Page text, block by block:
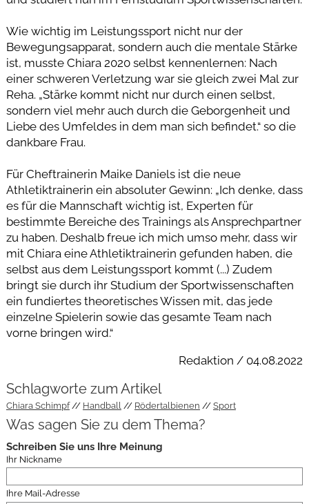
Wie wichtig im Leistungssport nicht nur der
Bewegungsapparat, sondern auch die mentale Stärke
ist, musste Chiara 2020 selbst kennenlernen: Nach
einer schweren Verletzung war sie gleich zwei Mal zur
Reha. „Stärke kommt nicht nur durch einen selbst,
sondern viel mehr auch durch die Geborgenheit und
Liebe des Umfeldes in dem man sich befindet.“ so die
dankbare Frau.
Für Cheftrainerin Maike Daniels ist die neue
Athletiktrainerin ein absoluter Gewinn: „Ich denke, dass
es für die Mannschaft wichtig ist, Experten für
bestimmte Bereiche des Trainings als Ansprechpartner
zu haben. Deshalb freue ich mich umso mehr, dass wir
mit Chiara eine Athletiktrainerin gefunden haben, die
selbst aus dem Leistungssport kommt (...) Zudem
bringt sie durch ihr Studium der Sportwissenschaften
ein fundiertes theoretisches Wissen mit, das jede
einzelne Spielerin sowie das gesamte Team nach
vorne bringen wird.“
Redaktion / 04.08.2022
Schlagworte zum Artikel
Chiara Schimpf Handball Rödertalbienen Sport
Was sagen Sie zu dem Thema?
Schreiben Sie uns Ihre Meinung
Ihr Nickname
Ihre Mail-Adresse